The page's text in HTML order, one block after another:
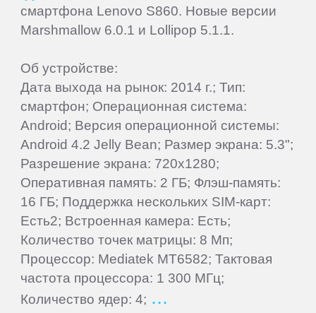
смартфона Lenovo S860. Новые версии
Marshmallow 6.0.1 и Lollipop 5.1.1.
Об устройстве:
Дата выхода на рынок: 2014 г.; Тип:
смартфон; Операционная система:
Android; Версия операционной системы:
Android 4.2 Jelly Bean; Размер экрана: 5.3";
Разрешение экрана: 720x1280;
Оперативная память: 2 ГБ; Флэш-память:
16 ГБ; Поддержка нескольких SIM-карт:
Есть2; Встроенная камера: Есть;
Количество точек матрицы: 8 Мп;
Процессор: Mediatek MT6582; Тактовая
частота процессора: 1 300 МГц;
Количество ядер: 4;
Contacts
Add
Firmware
Sitemap
ПЛАНШЕТЫ
3Q
4Good
Acer